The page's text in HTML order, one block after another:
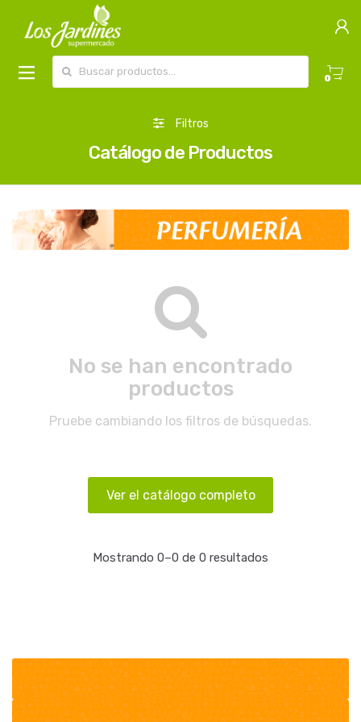
0
Filtros
Catálogo de Productos
No se han encontrado
productos
Pruebe cambiando los filtros de búsquedas.
Ver el catálogo completo
Mostrando 0–0 de 0 resultados